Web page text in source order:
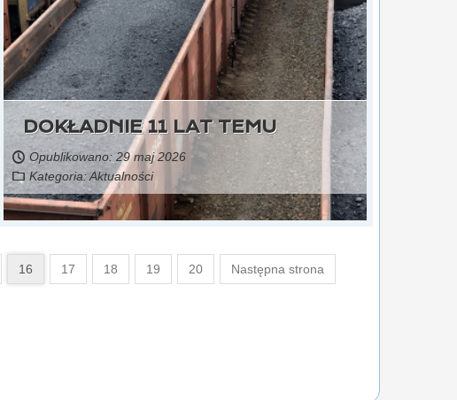
DOKŁADNIE 11 LAT TEMU
Opublikowano: 29 maj 2026
Kategoria:Aktualności
16 17 18 19 20 Następna strona